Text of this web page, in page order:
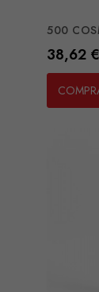
500
Preço
38,62 €